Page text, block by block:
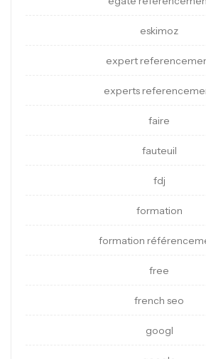
eskimoz
expert
experts
faire
fauteuil
fdj
formation
formation
free
french seo
googl